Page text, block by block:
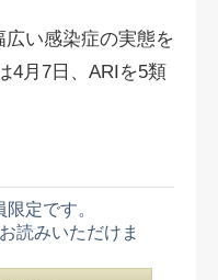
い感染症の実態を
4月7日、ARIを5類
定です。
読みいただけま